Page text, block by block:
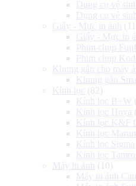
Dụng cụ vệ
Dụng cụ vệ
Giấy - Mực in ảnh
Giấy - Mực in
Phim chụp
Phim chụp
Khung gắn cho máy
Khung gắn
Kính lọc (82)
Kính lọc B+W
Kính lọc Hoya
Kính lọc K&F
Kính lọc
Kính lọc Sigma
Kính lọc Tamron
Máy in ảnh
(10)
Máy in ảnh